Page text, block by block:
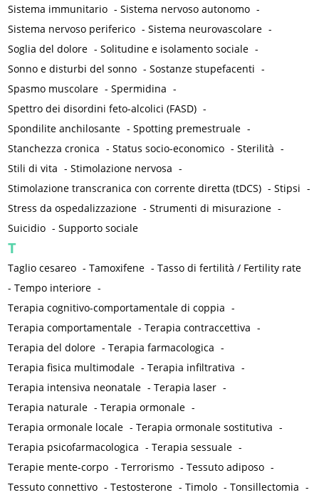
Sistema immunitario -Sistema nervoso autonomo -
Sistema nervoso periferico -Sistema neurovascolare -
Soglia del dolore -Solitudine e isolamento sociale -
Sonno e disturbi del sonno -Sostanze stupefacenti -
Spasmo muscolare -Spermidina -
Spettro dei disordini feto-alcolici (FASD) -
Spondilite anchilosante -Spotting premestruale -
Stanchezza cronica -Status socio-economico -Sterilità -
Stili di vita -Stimolazione nervosa -
Stimolazione transcranica con corrente diretta (tDCS) -Stipsi -
Stress da ospedalizzazione -Strumenti di misurazione -
Suicidio -Supporto sociale
T
Taglio cesareo -Tamoxifene -Tasso di fertilità / Fertility rate
-Tempo interiore -
Terapia cognitivo-comportamentale di coppia -
Terapia comportamentale -Terapia contraccettiva -
Terapia del dolore -Terapia farmacologica -
Terapia fisica multimodale -Terapia infiltrativa -
Terapia intensiva neonatale -Terapia laser -
Terapia naturale -Terapia ormonale -
Terapia ormonale locale -Terapia ormonale sostitutiva -
Terapia psicofarmacologica -Terapia sessuale -
Terapie mente-corpo -Terrorismo -Tessuto adiposo -
Tessuto connettivo -Testosterone -Timolo -Tonsillectomia -